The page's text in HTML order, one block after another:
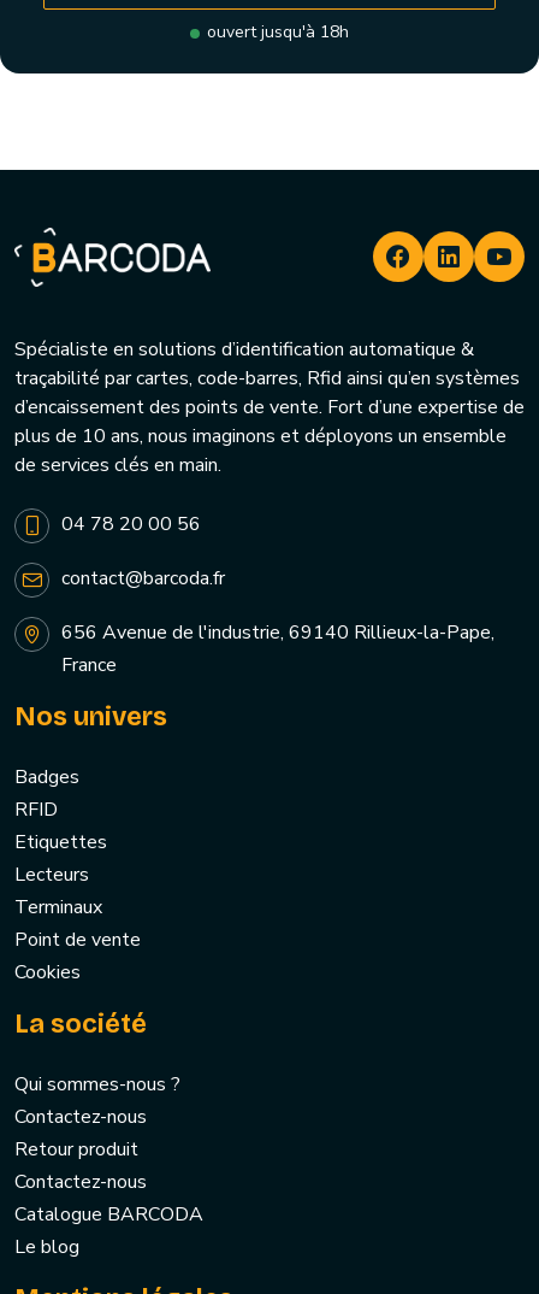
ouvert jusqu'à 18h
Spécialiste en solutions d’identification automatique &
traçabilité par cartes, code-barres, Rfid ainsi qu’en systèmes
d’encaissement des points de vente. Fort d’une expertise de
plus de 10 ans, nous imaginons et déployons un ensemble
de services clés en main.
04 78 20 00 56
contact@barcoda.fr
656 Avenue de l'industrie, 69140 Rillieux-la-Pape,
France
Nos univers
Badges
RFID
Etiquettes
Lecteurs
Terminaux
Point de vente
Cookies
La société
Qui sommes-nous ?
Contactez-nous
Retour produit
Contactez-nous
Catalogue BARCODA
Le blog